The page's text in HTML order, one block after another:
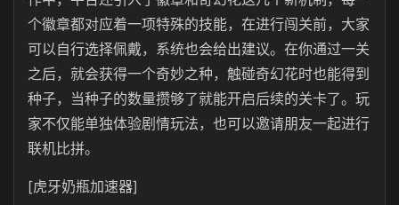
个徽章都对应着一项特殊的技能，在进行闯关前，大家
可以自行选择佩戴，系统也会给出建议。在你通过一关
之后，就会获得一个奇妙之种，触碰奇幻花时也能得到
种子，当种子的数量攒够了就能开启后续的关卡了。玩
家不仅能单独体验剧情玩法，也可以邀请朋友一起进行
联机比拼。
[虎牙奶瓶加速器]